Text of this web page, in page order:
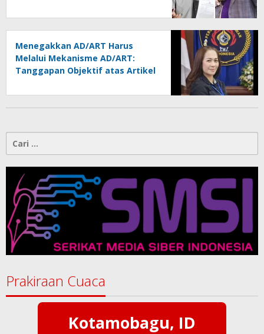
Menegakkan AD/ART Harus
Melalui Mekanisme AD/ART:
Tanggapan Objektif atas Artikel
Konspirasi Melanggar Aturan”
untuk:
Prakiraan Cuaca
Kotamobagu, ID